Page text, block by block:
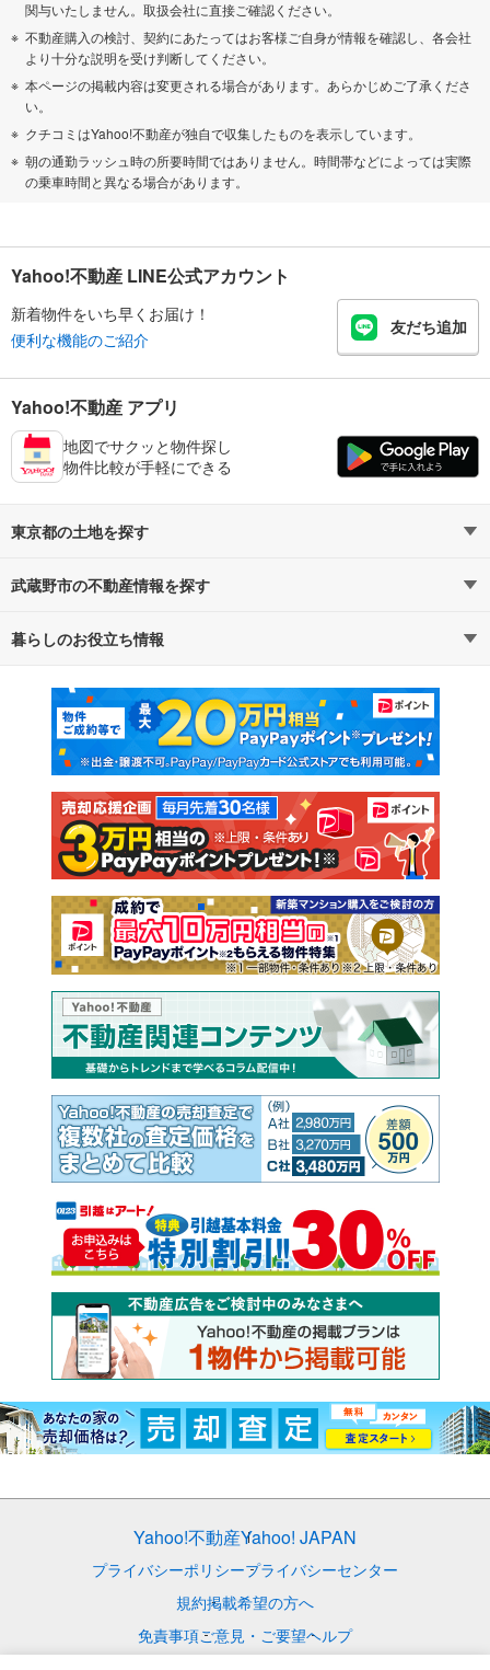
関与いたしません。取扱会社に直接ご確認ください。
不動産購入の検討、契約にあたってはお客様ご自身が情報を確認し、各会社
より十分な説明を受け判断してください。
本ページの掲載内容は変更される場合があります。あらかじめご了承くださ
い。
クチコミはYahoo!不動産が独自で収集したものを表示しています。
朝の通勤ラッシュ時の所要時間ではありません。時間帯などによっては実際
の乗車時間と異なる場合があります。
Yahoo!不動産 LINE公式アカウント
新着物件をいち早くお届け！
便利な機能のご紹介
友だち追加
Yahoo!不動産 アプリ
地図でサクッと物件探し
物件比較が手軽にできる
東京都の土地を探す
路線・駅から探す
通勤・通学時間から探す
武蔵野市の不動産情報を探す
不動産・住宅
新築マンション 中古マンション
新築一戸建て 中古一戸建て
注文住宅 土地
売却査定
暮らしのお役立ち情報
マンションカタログ 教えて！住まいの先生
Yahoo!不動産Yahoo! JAPAN
プライバシーポリシープライバシーセンター
規約掲載希望の方へ
免責事項ご意見・ご要望ヘルプ
© LY Corporation